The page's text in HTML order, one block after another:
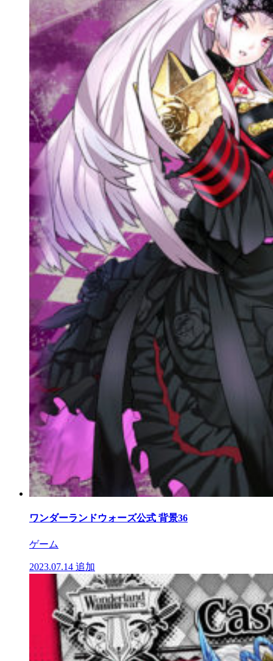
ワンダーランドウォーズ公式 背景36
ゲーム
2023.07.14 追加